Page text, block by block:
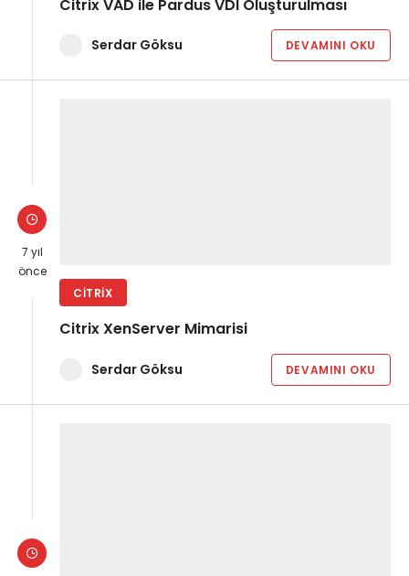
Citrix VAD ile Pardus VDI Oluşturulması
Serdar Göksu DEVAMINI OKU
7 yıl
önce
CITRIX
Citrix XenServer Mimarisi
Serdar Göksu DEVAMINI OKU